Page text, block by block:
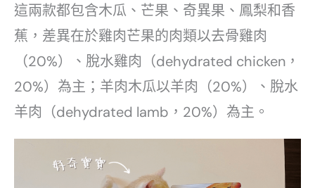
這兩款都包含木瓜、芒果、奇異果、鳳梨和香
蕉，差異在於雞肉芒果的肉類以去骨雞肉
（20%）、脫水雞肉（dehydrated chicken，
20%）為主；羊肉木瓜以羊肉（20%）、脫水
羊肉（dehydrated lamb，20%）為主。